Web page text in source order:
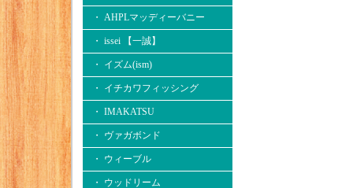
・ AHPLマッディーバニー
・ issei 【一誠】
・ イズム(ism)
・ イチカワフィッシング
・ IMAKATSU
・ ヴァガボンド
・ ウィーブル
・ ウッドリーム